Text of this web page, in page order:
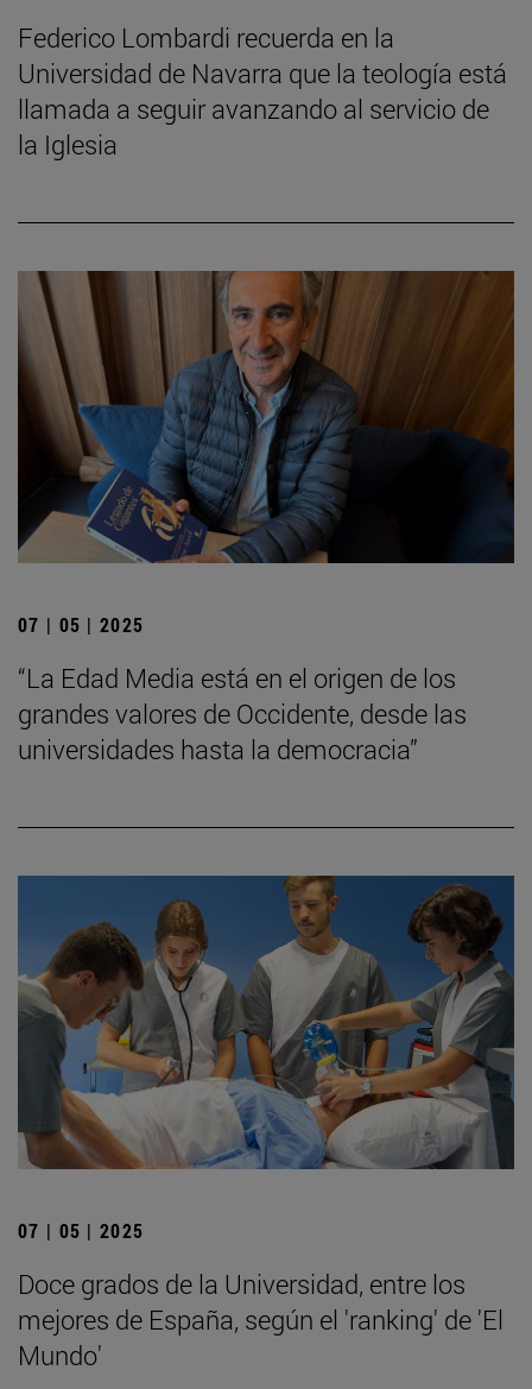
Federico Lombardi recuerda en la
Universidad de Navarra que la teología está
llamada a seguir avanzando al servicio de
la Iglesia
07 | 05 | 2025
“La Edad Media está en el origen de los
grandes valores de Occidente, desde las
universidades hasta la democracia”
07 | 05 | 2025
Doce grados de la Universidad, entre los
mejores de España, según el 'ranking' de 'El
Mundo'